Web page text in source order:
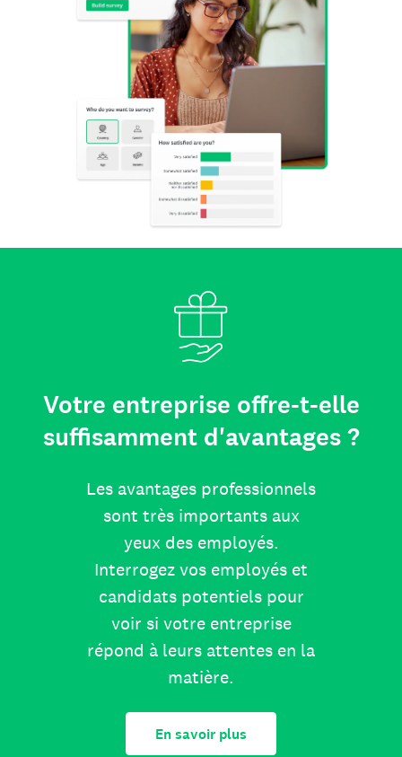
Votre entreprise offre-t-elle
suffisamment d'avantages ?
Les avantages professionnels
sont très importants aux
yeux des employés.
Interrogez vos employés et
candidats potentiels pour
voir si votre entreprise
répond à leurs attentes en la
matière.
En savoir plus